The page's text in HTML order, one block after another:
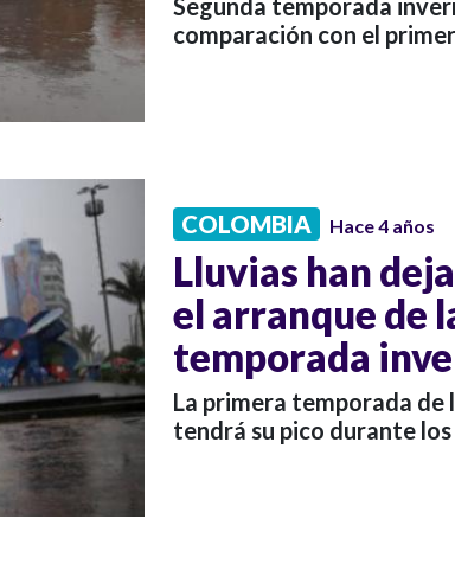
Segunda temporada
comparación con el
COLOMBIA Hace 4 años
Lluvias han
el arranque de
temporada
La primera temporada de
tendrá su pico durante